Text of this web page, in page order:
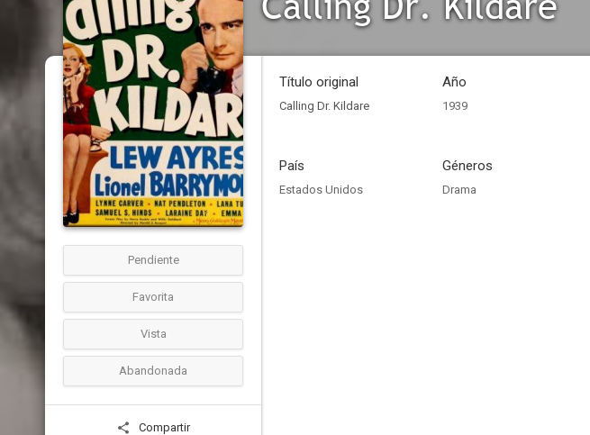
Pendiente
Favorita
Vista
Abandonada
Compartir
Título original
Calling Dr. Kildare
Año
1939
País
Estados Unidos
Géneros
Drama